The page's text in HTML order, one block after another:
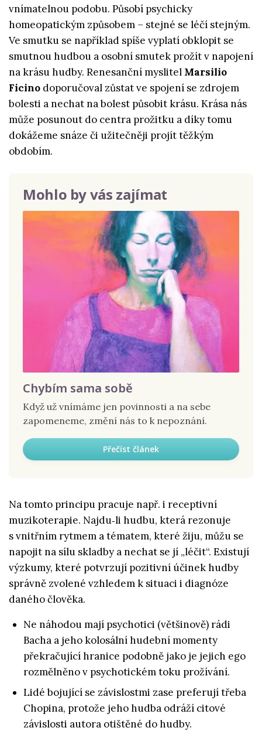
vnímatelnou podobu. Působí psychicky
homeopatickým způsobem – stejné se léčí stejným.
Ve smutku se například spíše vyplatí obklopit se
smutnou hudbou a osobní smutek prožít v napojení
na krásu hudby. Renesanční myslitel Marsilio
Ficino doporučoval zůstat ve spojení se zdrojem
bolesti a nechat na bolest působit krásu. Krása nás
může posunout do centra prožitku a díky tomu
dokážeme snáze či užitečněji projít těžkým
obdobím.
Mohlo by vás zajímat
Chybím sama sobě
Když už vnímáme jen povinnosti a na sebe
zapomeneme, změní nás to k nepoznání.
Přečíst článek
Na tomto principu pracuje např. i receptivní
muzikoterapie. Najdu‑li hudbu, která rezonuje
s vnitřním rytmem a tématem, které žiju, můžu se
napojit na sílu skladby a nechat se jí „léčit“. Existují
výzkumy, které potvrzují pozitivní účinek hudby
správně zvolené vzhledem k situaci i diagnóze
daného člověka.
Ne náhodou mají psychotici (většinově) rádi
Bacha a jeho kolosální hudební momenty
překračující hranice podobně jako je jejich ego
rozmělněno v psychotickém toku prožívání.
Lidé bojující se závislostmi zase preferují třeba
Chopina, protože jeho hudba odráží citové
závislosti autora otištěné do hudby.